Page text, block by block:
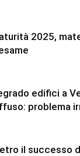
2025,
edifici a
problema
il successo